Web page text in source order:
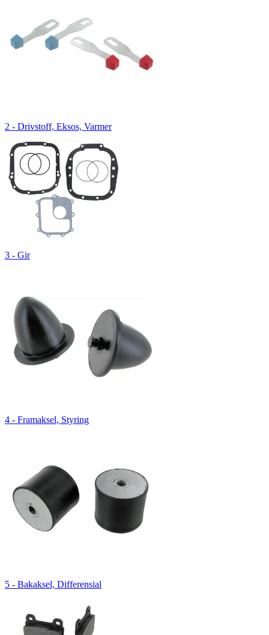
2 - Drivstoff, Eksos, Varmer
3 - Gir
4 - Framaksel, Styring
5 - Bakaksel, Differensial